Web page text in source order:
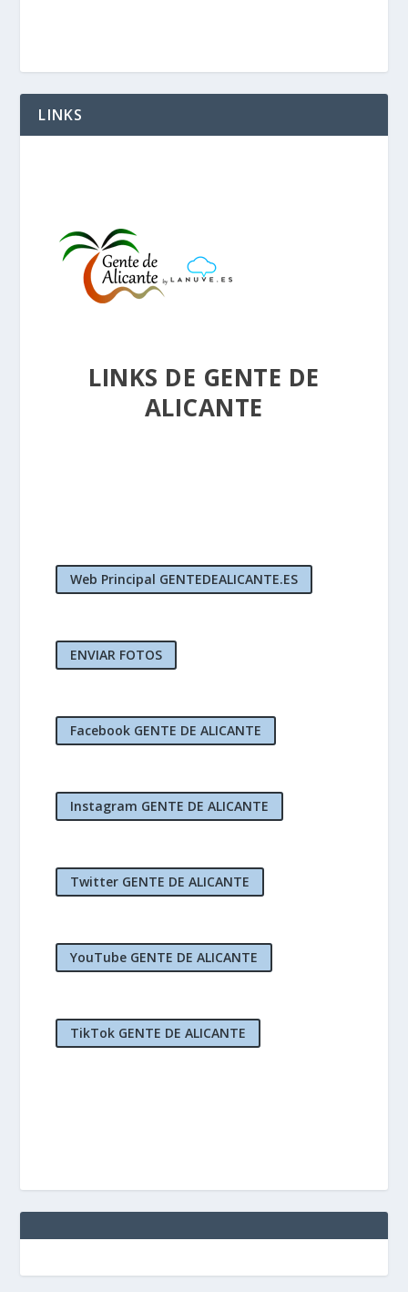
LINKS
LINKS DE GENTE DE
ALICANTE
Web Principal GENTEDEALICANTE.ES
ENVIAR FOTOS
Facebook GENTE DE ALICANTE
Instagram GENTE DE ALICANTE
Twitter GENTE DE ALICANTE
YouTube GENTE DE ALICANTE
TikTok GENTE DE ALICANTE